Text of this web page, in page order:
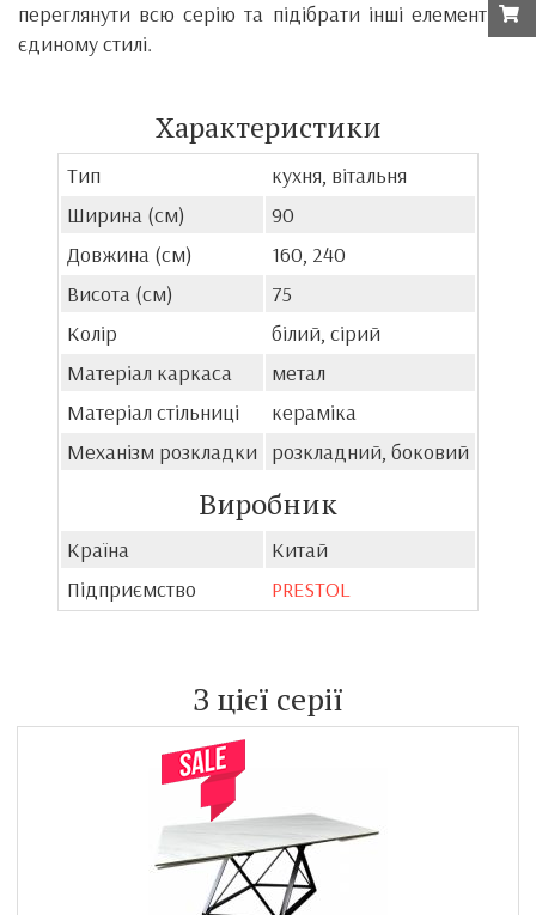
переглянути всю серію та підібрати інші елементи в
єдиному стилі.
Характеристики
Тип
кухня, вітальня
Ширина (см)
90
Довжина (см)
160, 240
Висота (см)
75
Колір
білий, сірий
Матеріал каркаса
метал
Матеріал стільниці
кераміка
Механізм розкладки
розкладний, боковий
Виробник
Країна
Китай
Підприємство
PRESTOL
З цієї серії